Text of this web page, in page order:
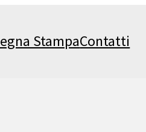
StampaContatti